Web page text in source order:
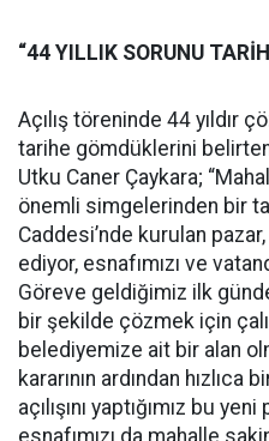
“44 YILLIK SORUNU
Açılış töreninde 44 yıldır
tarihe gömdüklerini
Utku Caner Çaykara;
önemli simgelerinden bir
Caddesi’nde kurulan
ediyor, esnafımızı ve
Göreve geldiğimiz ilk
bir şekilde çözmek için
belediyemize ait bir alan
kararının ardından
açılışını yaptığımız bu